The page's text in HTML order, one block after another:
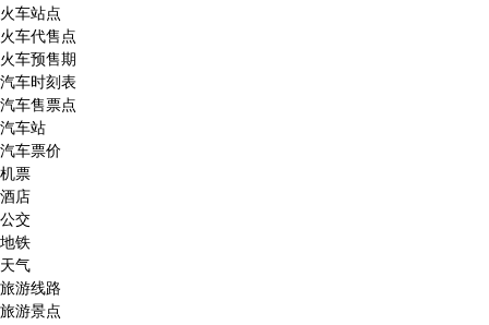
火车站点
火车代售点
火车预售期
汽车时刻表
汽车售票点
汽车站
汽车票价
机票
酒店
公交
地铁
天气
旅游线路
旅游景点